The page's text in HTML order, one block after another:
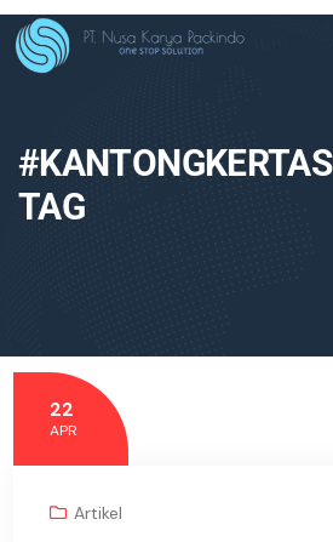
TAG
22
APR
Artikel